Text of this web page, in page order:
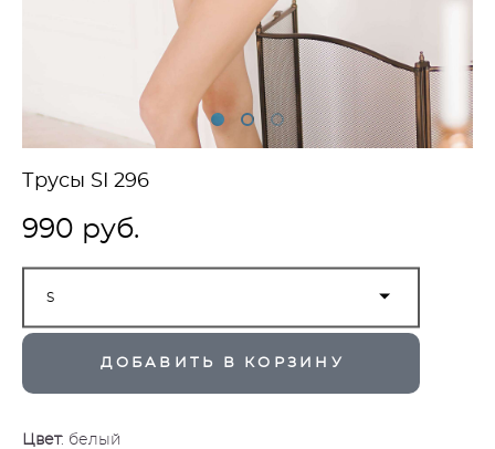
Трусы SI 296
990 pуб.
S
ДОБАВИТЬ В КОРЗИНУ
Цвет: белый